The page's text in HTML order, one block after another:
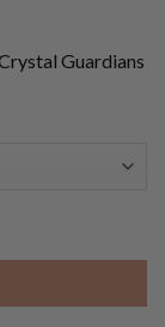
Guardians